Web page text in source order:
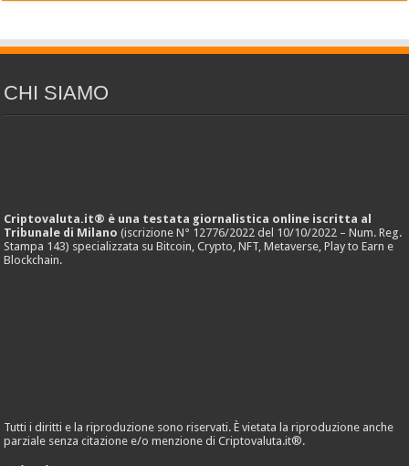
CHI SIAMO
Criptovaluta.it® è una testata giornalistica online iscritta al
Tribunale di Milano (iscrizione N° 12776/2022 del 10/10/2022 – Num. Reg.
Stampa 143) specializzata su Bitcoin, Crypto, NFT, Metaverse, Play to Earn e
Blockchain.
Tutti i diritti e la riproduzione sono riservati. È vietata la riproduzione anche
parziale senza citazione e/o menzione di Criptovaluta.it®.